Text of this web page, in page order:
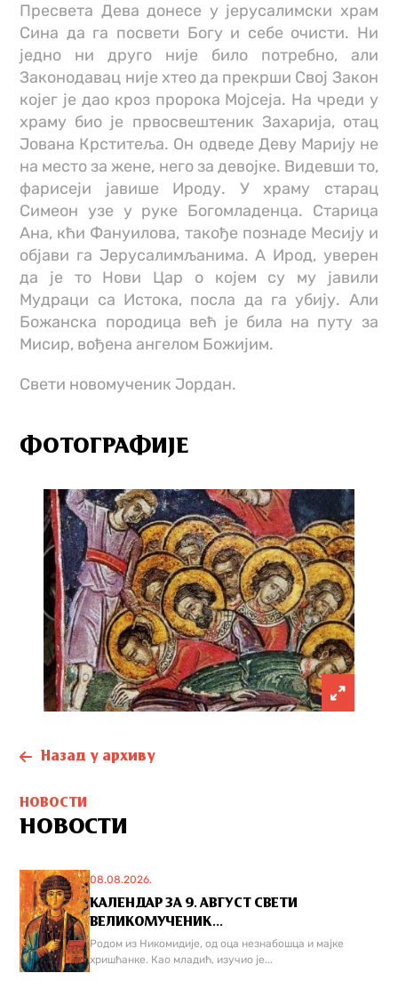
Пресвета Дева донесе у јерусалимски храм
Сина да га посвети Богу и себе очисти. Ни
једно ни друго није било потребно, али
Законодавац није хтео да прекрши Свој Закон
којег је дао кроз пророка Мојсеја. На чреди у
храму био је првосвештеник Захарија, отац
Јована Крститеља. Он одведе Деву Марију не
на место за жене, него за девојке. Видевши то,
фарисеји јавише Ироду. У храму старац
Симеон узе у руке Богомладенца. Старица
Ана, кћи Фануилова, такође познаде Месију и
објави га Јерусалимљанима. А Ирод, уверен
да је то Нови Цар о којем су му јавили
Мудраци са Истока, посла да га убију. Али
Божанска породица већ је била на путу за
Мисир, вођена ангелом Божијим.
Свети новомученик Јордан.
ФОТОГРАФИЈЕ
Назад у архиву
НОВОСТИ
НОВОСТИ
08.08.2026.
КАЛЕНДАР ЗА 9. АВГУСТ СВЕТИ
ВЕЛИКОМУЧЕНИК...
Родом из Никомидије, од оца незнабошца и мајке
хришћанке. Као младић, изучио је...